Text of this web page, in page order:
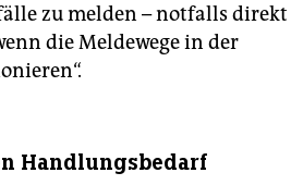
zu melden – notfalls direkt
die Meldewege in der
Handlungsbedarf